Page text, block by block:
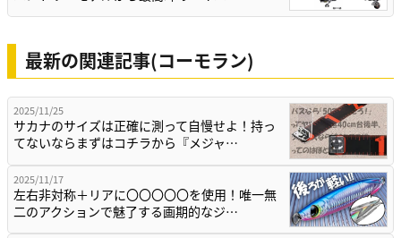
最新の関連記事(コーモラン)
2025/11/25
サカナのサイズは正確に測って自慢せよ！持っ
てないならまずはコチラから『メジャ…
2025/11/17
左右非対称＋リアに〇〇〇〇〇を使用！唯一無
二のアクションで魅了する画期的なジ…